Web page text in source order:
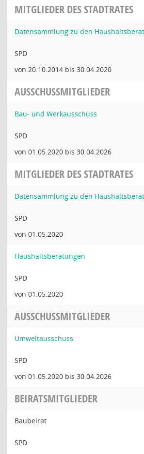
MITGLIEDER DES STADTRATES
Datensammlung zu den
SPD
von 20.10.2014 bis 30.04.2020
AUSSCHUSSMITGLIEDER
Bau- und Werkausschuss
SPD
von 01.05.2020 bis 30.04.2026
MITGLIEDER DES STADTRATES
Datensammlung zu den
SPD
von 01.05.2020
Haushaltsberatungen
SPD
von 01.05.2020
AUSSCHUSSMITGLIEDER
Umweltausschuss
SPD
von 01.05.2020 bis 30.04.2026
BEIRATSMITGLIEDER
Baubeirat
SPD